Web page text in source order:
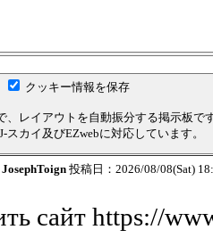
クッキー情報を保存
、レイアウトを自動振分する掲示板で
カイ及びEZwebに対応しています。
JosephToign 投稿日：2026/08/08(Sat)
сайт https://